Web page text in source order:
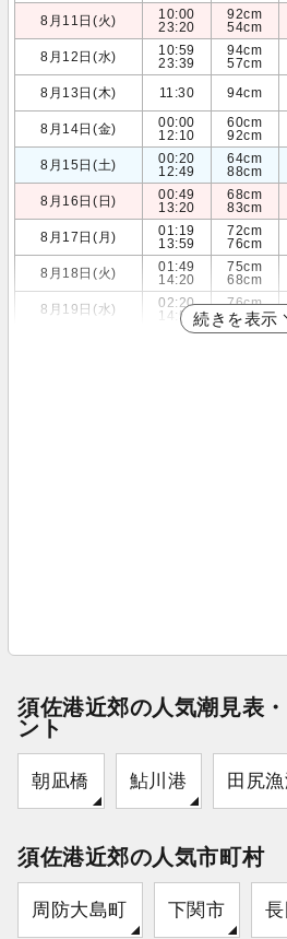
8月11日(火)
10:00
23:20
92cm
54cm
8月12日(水)
10:59
23:39
94cm
57cm
8月13日(木) 11:30 94cm
8月14日(金)
00:00
12:10
60cm
92cm
8月15日(土)
00:20
12:49
64cm
88cm
8月16日(日)
00:49
13:20
68cm
83cm
8月17日(月)
01:19
13:59
72cm
76cm
8月18日(火)
01:49
14:20
75cm
68cm
8月19日(水)
02:20
14:59
76cm
60cm
続きを表示
須佐港近郊の人気潮見表
ント
朝凪橋 鮎川港 田尻
須佐港近郊の人気市町村
周防大島町 下関市